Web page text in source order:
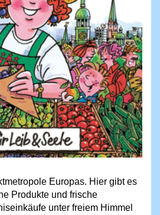
Europas. Hier gibt es
Produkte und frische
unter freiem Himmel